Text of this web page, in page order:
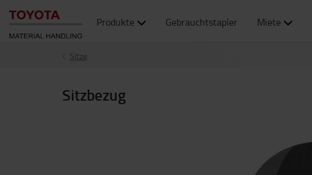
Produkte Gebrauchtstapler Miete
Sitze
Sitzbezug